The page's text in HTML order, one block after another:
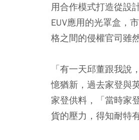
用合作模式打造從設
EUV應用的光罩盒，
格之間的侵權官司雖
「有一天邱董跟我
憶猶新，過去家登與
家登供料，「當時家
貨的壓力，得知耐特